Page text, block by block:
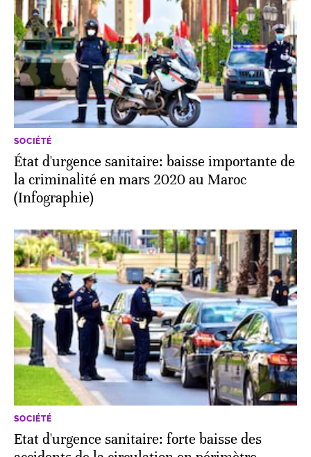
SOCIÉTÉ
État d'urgence sanitaire: baisse importante de
la criminalité en mars 2020 au Maroc
(Infographie)
SOCIÉTÉ
Etat d'urgence sanitaire: forte baisse des